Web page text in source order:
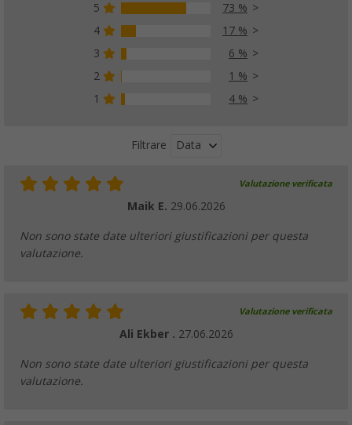
5
73 %
4
17 %
3
6 %
2
1 %
1
4 %
Filtrare Data
Valutazione verificata
Maik E. 29.06.2026
Non sono state date ulteriori giustificazioni per questa
valutazione.
Valutazione verificata
Ali Ekber . 27.06.2026
Non sono state date ulteriori giustificazioni per questa
valutazione.